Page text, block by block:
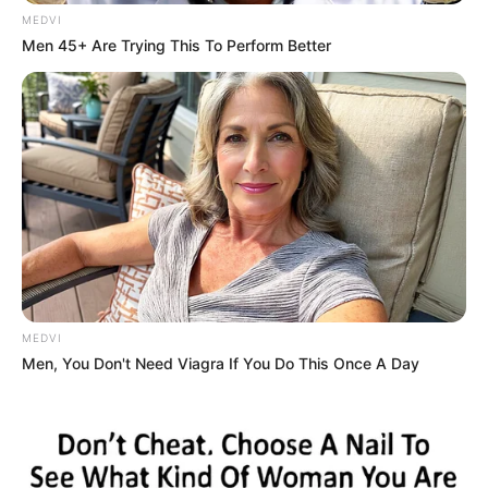
MEDVI
Men 45+ Are Trying This To Perform Better
MEDVI
Men, You Don't Need Viagra If You Do This Once A Day